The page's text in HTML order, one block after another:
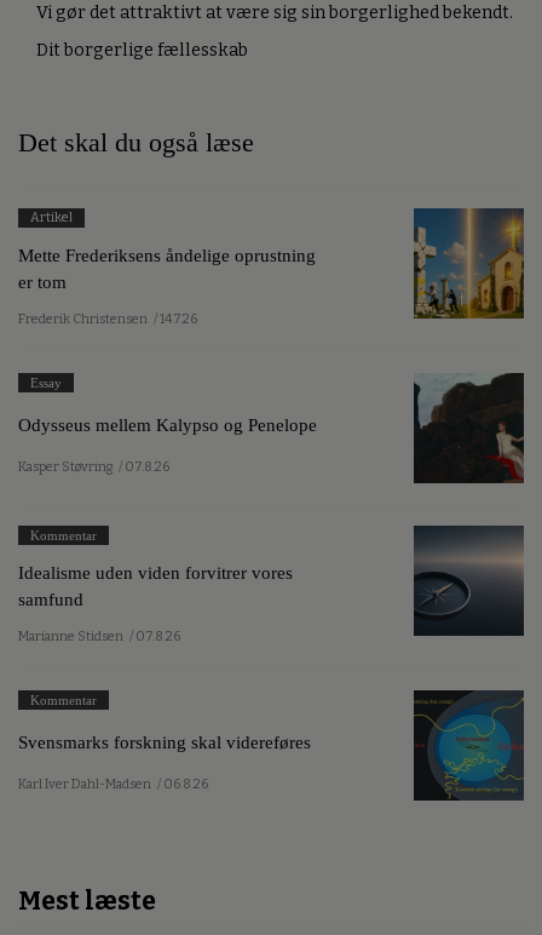
Vi gør det attraktivt at være sig sin borgerlighed bekendt.
Dit borgerlige fællesskab
Det skal du også læse
Artikel
Mette Frederiksens åndelige oprustning
er tom
Frederik Christensen / 14.7.26
Essay
Odysseus mellem Kalypso og Penelope
Kasper Støvring / 07.8.26
Kommentar
Idealisme uden viden forvitrer vores
samfund
Marianne Stidsen / 07.8.26
Kommentar
Svensmarks forskning skal videreføres
Karl Iver Dahl-Madsen / 06.8.26
Mest læste